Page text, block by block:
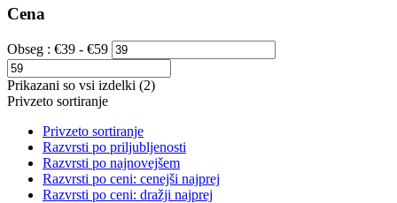
Cena
Obseg : €39 - €59
Prikazani so vsi izdelki (2)
Privzeto sortiranje
Privzeto sortiranje
Razvrsti po priljubljenosti
Razvrsti po najnovejšem
Razvrsti po ceni: cenejši najprej
Razvrsti po ceni: dražji najprej